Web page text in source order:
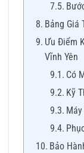
Bảng Giá
Ưu Điểm
Vĩnh Yên
Có
Kỹ
Bảo